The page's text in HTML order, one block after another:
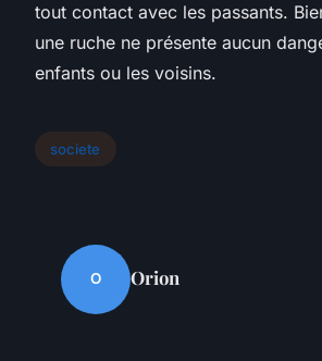
tout contact avec les passants.
une ruche ne présente aucun
enfants ou les voisins.
societe
O Orion